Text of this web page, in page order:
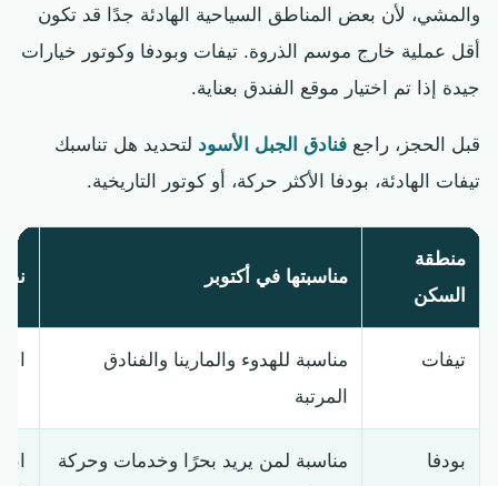
والمشي، لأن بعض المناطق السياحية الهادئة جدًا قد تكون
أقل عملية خارج موسم الذروة. تيفات وبودفا وكوتور خيارات
جيدة إذا تم اختيار موقع الفندق بعناية.
قبل الحجز، راجع فنادق الجبل الأسود لتحديد هل تناسبك
تيفات الهادئة، بودفا الأكثر حركة، أو كوتور التاريخية.
منطقة
السكن
مناسبتها في أكتوبر
تيفات
مناسبة للهدوء والمارينا والفنادق
المرتبة
بودفا
مناسبة لمن يريد بحرًا وخدمات وحركة